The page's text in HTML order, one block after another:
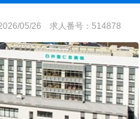
05/26 求人番号：514878